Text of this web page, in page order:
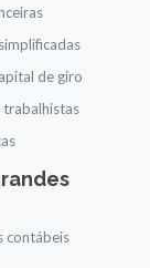
de giro
contábeis